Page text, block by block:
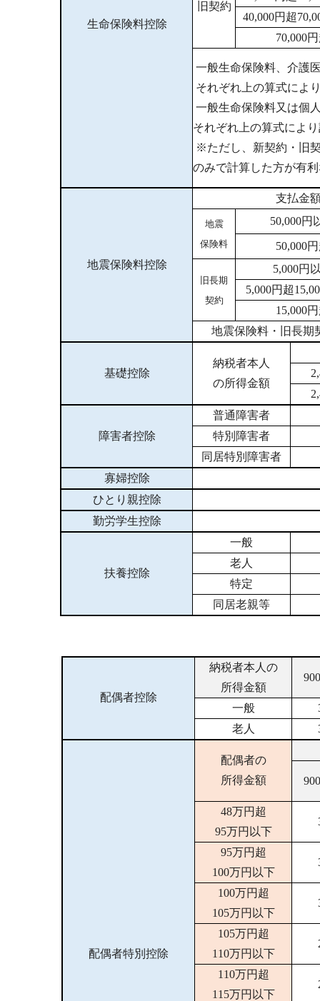
生命保険料控除
旧契約
40,000円超
70,000
一般生命保険料、介護
それぞれ上の算式によ
一般生命保険料又は個
それぞれ上の算式によ
※ただし、新契約・旧
のみで計算した方が有
地震保険料控除
支払金
地震
保険料
50,000円
50,000
旧長期
契約
5,000円
5,000円超
15,000
地震保険料・旧長期
基礎控除
納税者本人
の所得金額
障害者控除
普通障害者
特別障害者
同居特別障害者
寡婦控除
ひとり親控除
勤労学生控除
扶養控除
一般
老人
特定
同居老親等
納税者本人の
所得金額
配偶者控除
一般
老人
配偶者特別控除
配偶者の
所得金額
48万円超
95万円以下
95万円超
100万円以下
100万円超
105万円以下
105万円超
110万円以下
110万円超
115万円以下